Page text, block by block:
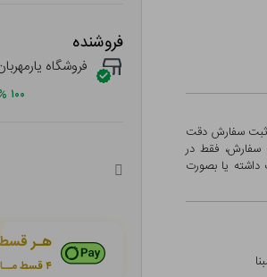
ثبت سفارش دقت
سفارش، فقط در
یا بصورت
فروشنده
فروشگاه
۱۰۰
هـر قسط
۴ قسط مــاهـانـه؛ بـدون سـود، چـک و ضـامـن